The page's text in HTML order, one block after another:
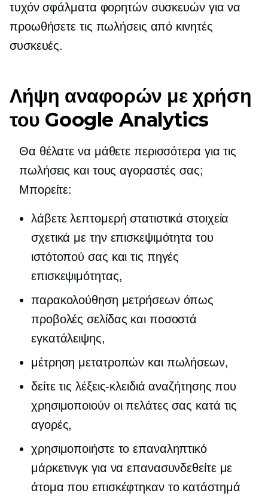
τυχόν σφάλματα φορητών συσκευών για να
προωθήσετε τις πωλήσεις από κινητές
συσκευές.
Λήψη αναφορών με χρήση
του Google Analytics
Θα θέλατε να μάθετε περισσότερα για τις
πωλήσεις και τους αγοραστές σας;
Μπορείτε:
λάβετε λεπτομερή στατιστικά στοιχεία
σχετικά με την επισκεψιμότητα του
ιστότοπού σας και τις πηγές
επισκεψιμότητας,
παρακολούθηση μετρήσεων όπως
προβολές σελίδας και ποσοστά
εγκατάλειψης,
μέτρηση μετατροπών και πωλήσεων,
δείτε τις λέξεις-κλειδιά αναζήτησης που
χρησιμοποιούν οι πελάτες σας κατά τις
αγορές,
χρησιμοποιήστε το επαναληπτικό
μάρκετινγκ για να επανασυνδεθείτε με
άτομα που επισκέφτηκαν το κατάστημά